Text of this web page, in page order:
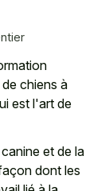
chiens à
est l'art de
et de la
dont les